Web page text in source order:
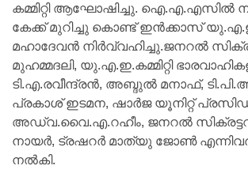
കമ്മിറ്റി ആഘോഷിച്ചു. ഐ.എ.എസിൽ
കേക്ക് മുറിച്ചു കൊണ്ട് ഇൻക്കാസ്
മഹാദേവൻ നിർവ്വഹിച്ചു.ജനറൽ
മുഹമ്മദലി, യു.എ.ഇ.കമ്മിറ്റി
ടി.എ.രവീന്ദ്രൻ, അബ്ദുൽ മനാഫ്,
പ്രകാശ് ഇടമന, ഷാർജ യൂനിറ്റ്
അഡ്വ.വൈ.എ.റഹീം, ജനറൽ
നായർ, ട്രഷറർ മാത്യു ജോൺ
നൽകി.